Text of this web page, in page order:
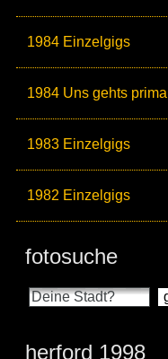
1984 Einzelgigs
1984 Uns gehts prima
1983 Einzelgigs
1982 Einzelgigs
fotosuche
herford 1998